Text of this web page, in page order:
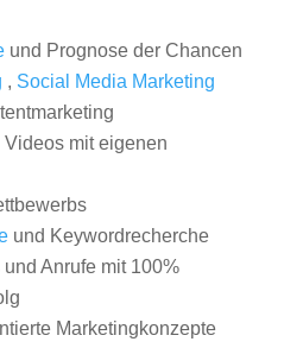
und Prognose der Chancen
, Social Media Marketing
Videos mit eigenen
und Keywordrecherche
Anrufe mit 100%
Marketingkonzepte